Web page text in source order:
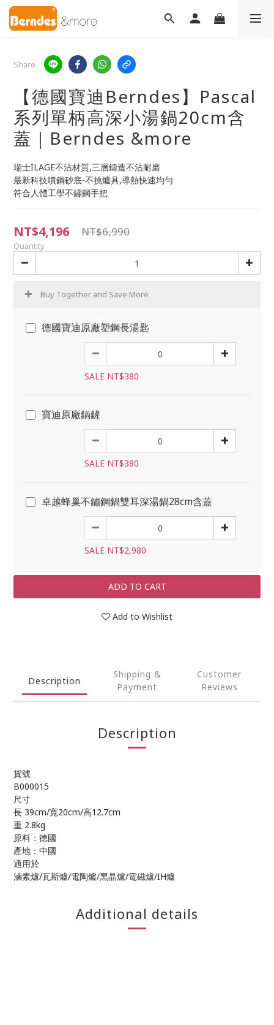
Share
【德國寶迪Berndes】Pascal
系列單柄高深小湯鍋20cm含
蓋｜Berndes &more
瑞士ILAGE不沾材質,三層鑄造不沾耐磨
最新科技噴鋼砂底-不挑爐具,導熱快速均勻
符合人體工學不鏽鋼手把
NT$4,196 NT$6,990
Quantity
Buy Together and Save More
德國寶迪原廠塑鋼長湯匙
SALE NT$380
寶迪原廠鍋鏟
SALE NT$380
卓越蜂巢不鏽鋼鍋雙耳深湯鍋28cm含蓋
SALE NT$2,980
ADD TO CART
Add to Wishlist
Description
Shipping &
Payment
Customer
Reviews
Description
貨號
B000015
尺寸
長 39cm/寬20cm/高12.7cm
重 2.8kg
原料：德國
產地：中國
適用於
滷素爐/瓦斯爐/電陶爐/黑晶爐/電磁爐/IH爐
Additional details